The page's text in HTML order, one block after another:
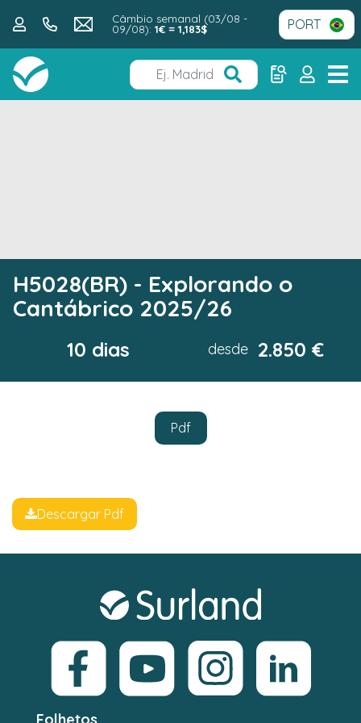
Câmbio semanal (03/08 -
09/08):1€ = 1,183$
H5028(BR) - Explorando o
Cantábrico 2025/26
10 dias desde 2.850 €
Pdf
Descargar Pdf